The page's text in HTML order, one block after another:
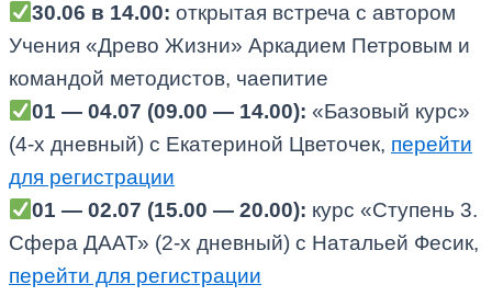
30.06 в 14.00: открытая встреча с автором
Учения «Древо Жизни» Аркадием Петровым и
командой методистов, чаепитие
01 — 04.07 (09.00 — 14.00): «Базовый курс»
(4-х дневный) с Екатериной Цветочек, перейти
для регистрации
01 — 02.07 (15.00 — 20.00): курс «Ступень 3.
Сфера ДААТ» (2-х дневный) с Натальей Фесик,
перейти для регистрации